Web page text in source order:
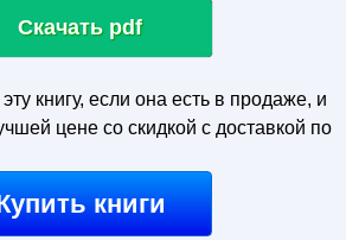
Скачать pdf
книгу, если она есть в продаже, и
цене со скидкой с доставкой по
книги